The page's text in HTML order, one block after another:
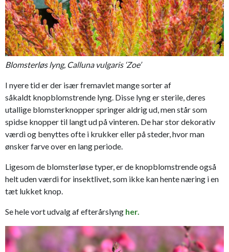
Blomsterløs lyng, Calluna vulgaris ‘Zoe’
I nyere tid er der især fremavlet mange sorter af
såkaldt knopblomstrende lyng. Disse lyng er sterile, deres
utallige blomsterknopper springer aldrig ud, men står som
spidse knopper til langt ud på vinteren. De har stor dekorativ
værdi og benyttes ofte i krukker eller på steder, hvor man
ønsker farve over en lang periode.
Ligesom de blomsterløse typer, er de knopblomstrende også
helt uden værdi for insektlivet, som ikke kan hente næring i en
tæt lukket knop.
Se hele vort udvalg af efterårslyng her.